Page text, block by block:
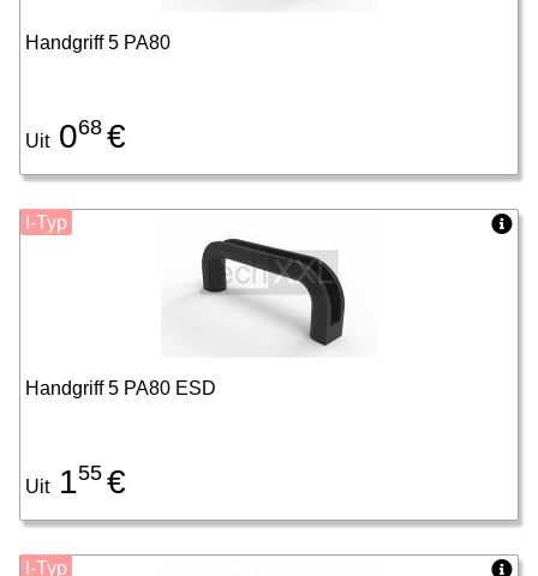
Handgriff 5 PA80
Uit068 €
Handgriff 5 PA80 ESD
Uit155 €
I-Typ
I-Typ